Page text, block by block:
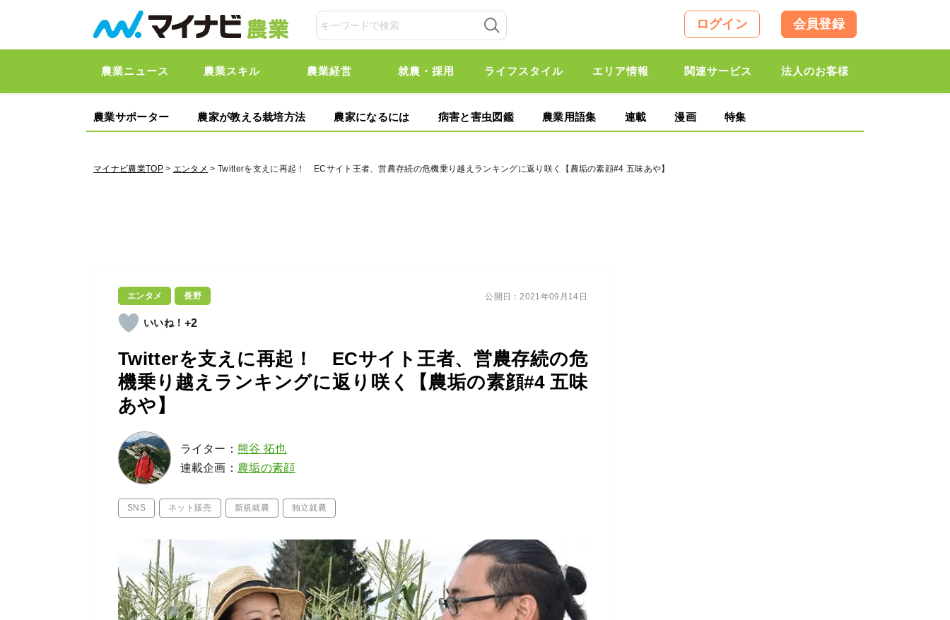
ログイン 会員登録
農業ニュース 農業スキル 農業経営 就農・採用 ライフスタイル エリア情報 関連サービス 法人のお客様
農業サポーター 農家が教える栽培方法 農家になるには 病害と害虫図鑑 農業用語集 連載 漫画 特集
マイナビ農業TOP> エンタメ > Twitterを支えに再起！ ECサイト王者、営農存続の危機乗り越えランキングに返り咲く【農垢の素顔#4 五味あや】
エンタメ 長野
+2
Twitterを支えに再起！ ECサイト王者、営農存続の危
機乗り越えランキングに返り咲く【農垢の素顔#4 五味
あや】
ライター：熊谷 拓也
連載企画： 農垢の素顔
SNS ネット販売 新規就農 独立就農
公開日：2021年09月14日